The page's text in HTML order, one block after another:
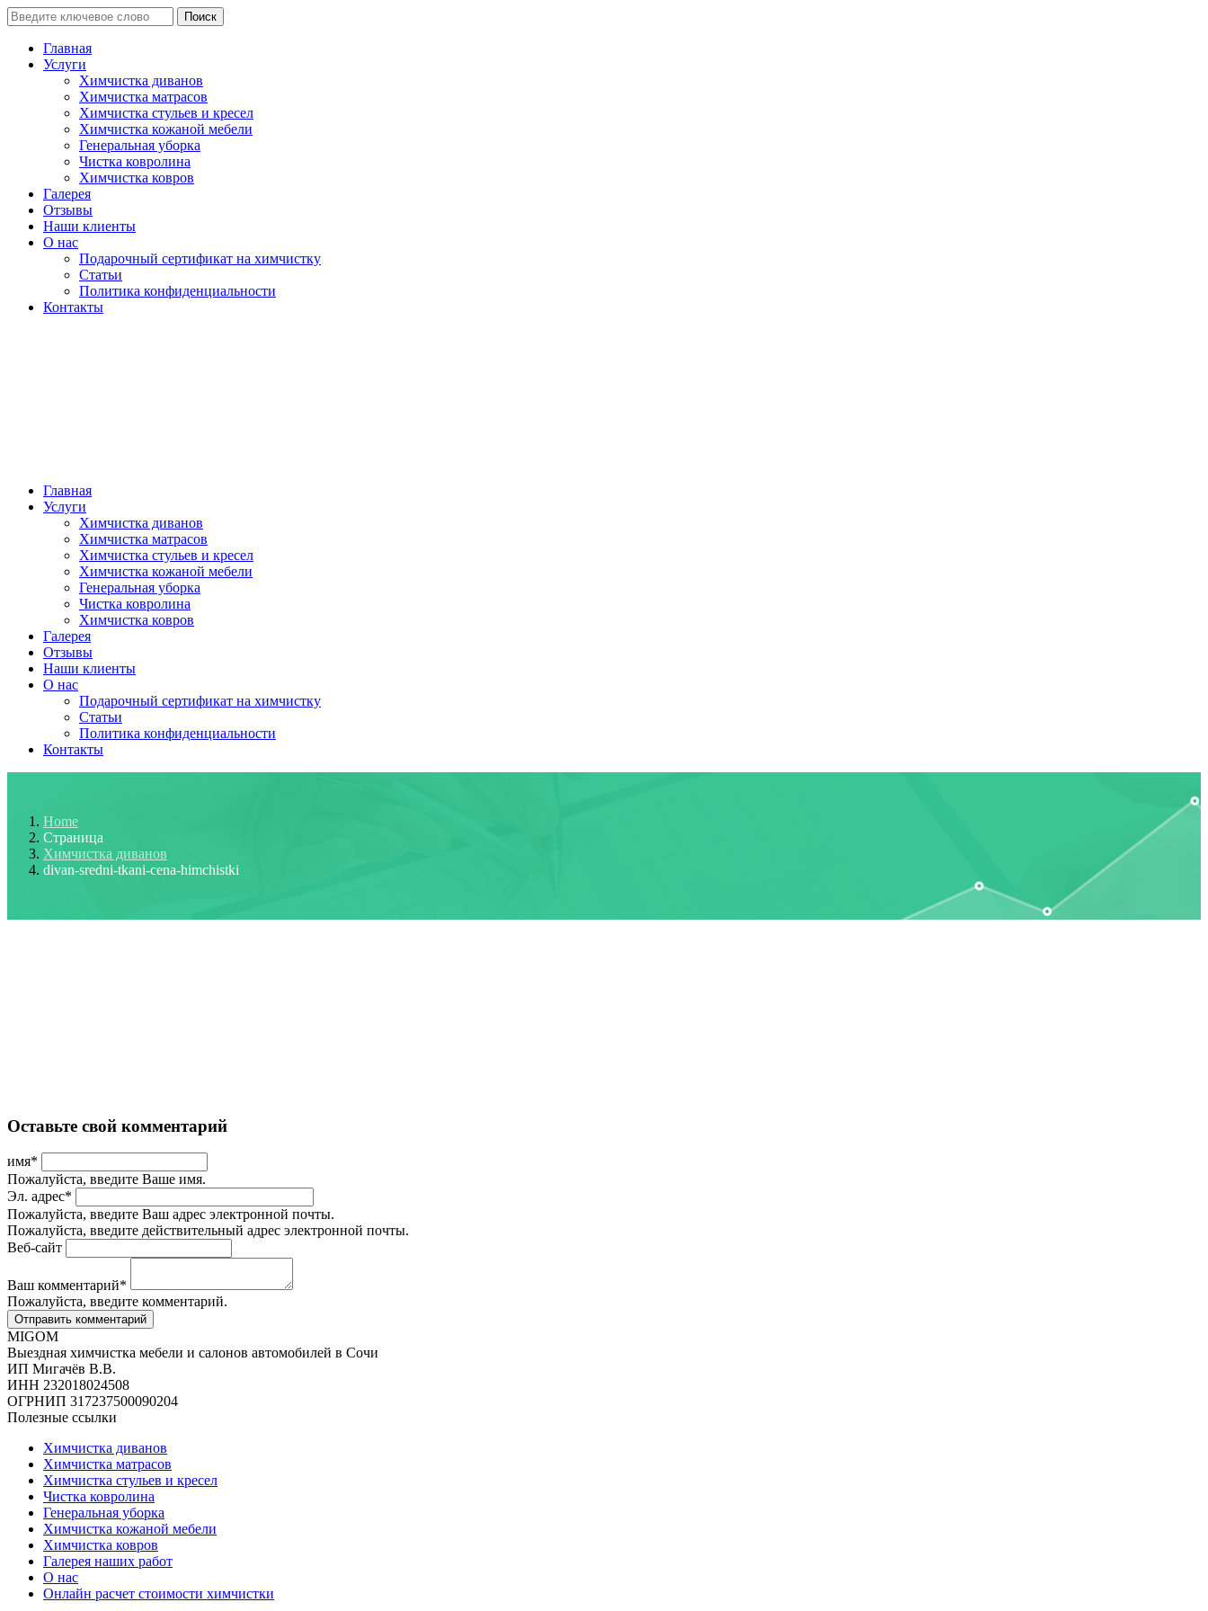
Поиск
Главная
Услуги
Химчистка диванов
Химчистка матрасов
Химчистка стульев и кресел
Химчистка кожаной мебели
Генеральная уборка
Чистка ковролина
Химчистка ковров
Галерея
Отзывы
Наши клиенты
О нас
Подарочный сертификат на химчистку
Статьи
Политика конфиденциальности
Контакты
Главная
Услуги
Химчистка диванов
Химчистка матрасов
Химчистка стульев и кресел
Химчистка кожаной мебели
Генеральная уборка
Чистка ковролина
Химчистка ковров
Галерея
Отзывы
Наши клиенты
О нас
Подарочный сертификат на химчистку
Статьи
Политика конфиденциальности
Контакты
Home
Страница
Химчистка диванов
divan-sredni-tkani-cena-himchistki
Оставьте свой комментарий
имя*
Пожалуйста, введите Ваше имя.
Эл. адрес*
Пожалуйста, введите Ваш адрес электронной почты.
Пожалуйста, введите действительный адрес электронной почты.
Веб-сайт
Ваш комментарий*
Пожалуйста, введите комментарий.
MIGOM
Выездная химчистка мебели и салонов автомобилей в Сочи
ИП Мигачёв В.В.
ИНН 232018024508
ОГРНИП 317237500090204
Полезные ссылки
Химчистка диванов
Химчистка матрасов
Химчистка стульев и кресел
Чистка ковролина
Генеральная уборка
Химчистка кожаной мебели
Химчистка ковров
Галерея наших работ
О нас
Онлайн расчет стоимости химчистки